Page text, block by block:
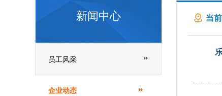
新闻中心
员工风采
企业动态
当